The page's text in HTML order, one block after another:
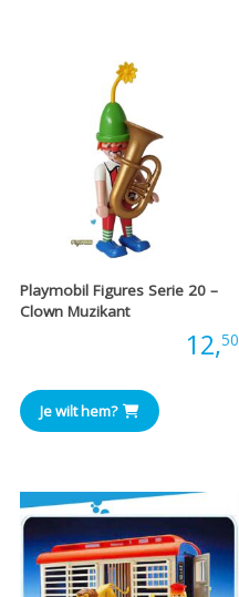
Playmobil Figures Serie 20 –
Clown Muzikant
12,50
Je wilt hem?